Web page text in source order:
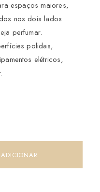
espaços maiores,
nos dois lados
perfumar.
polidas,
elétricos,
ADICIONAR